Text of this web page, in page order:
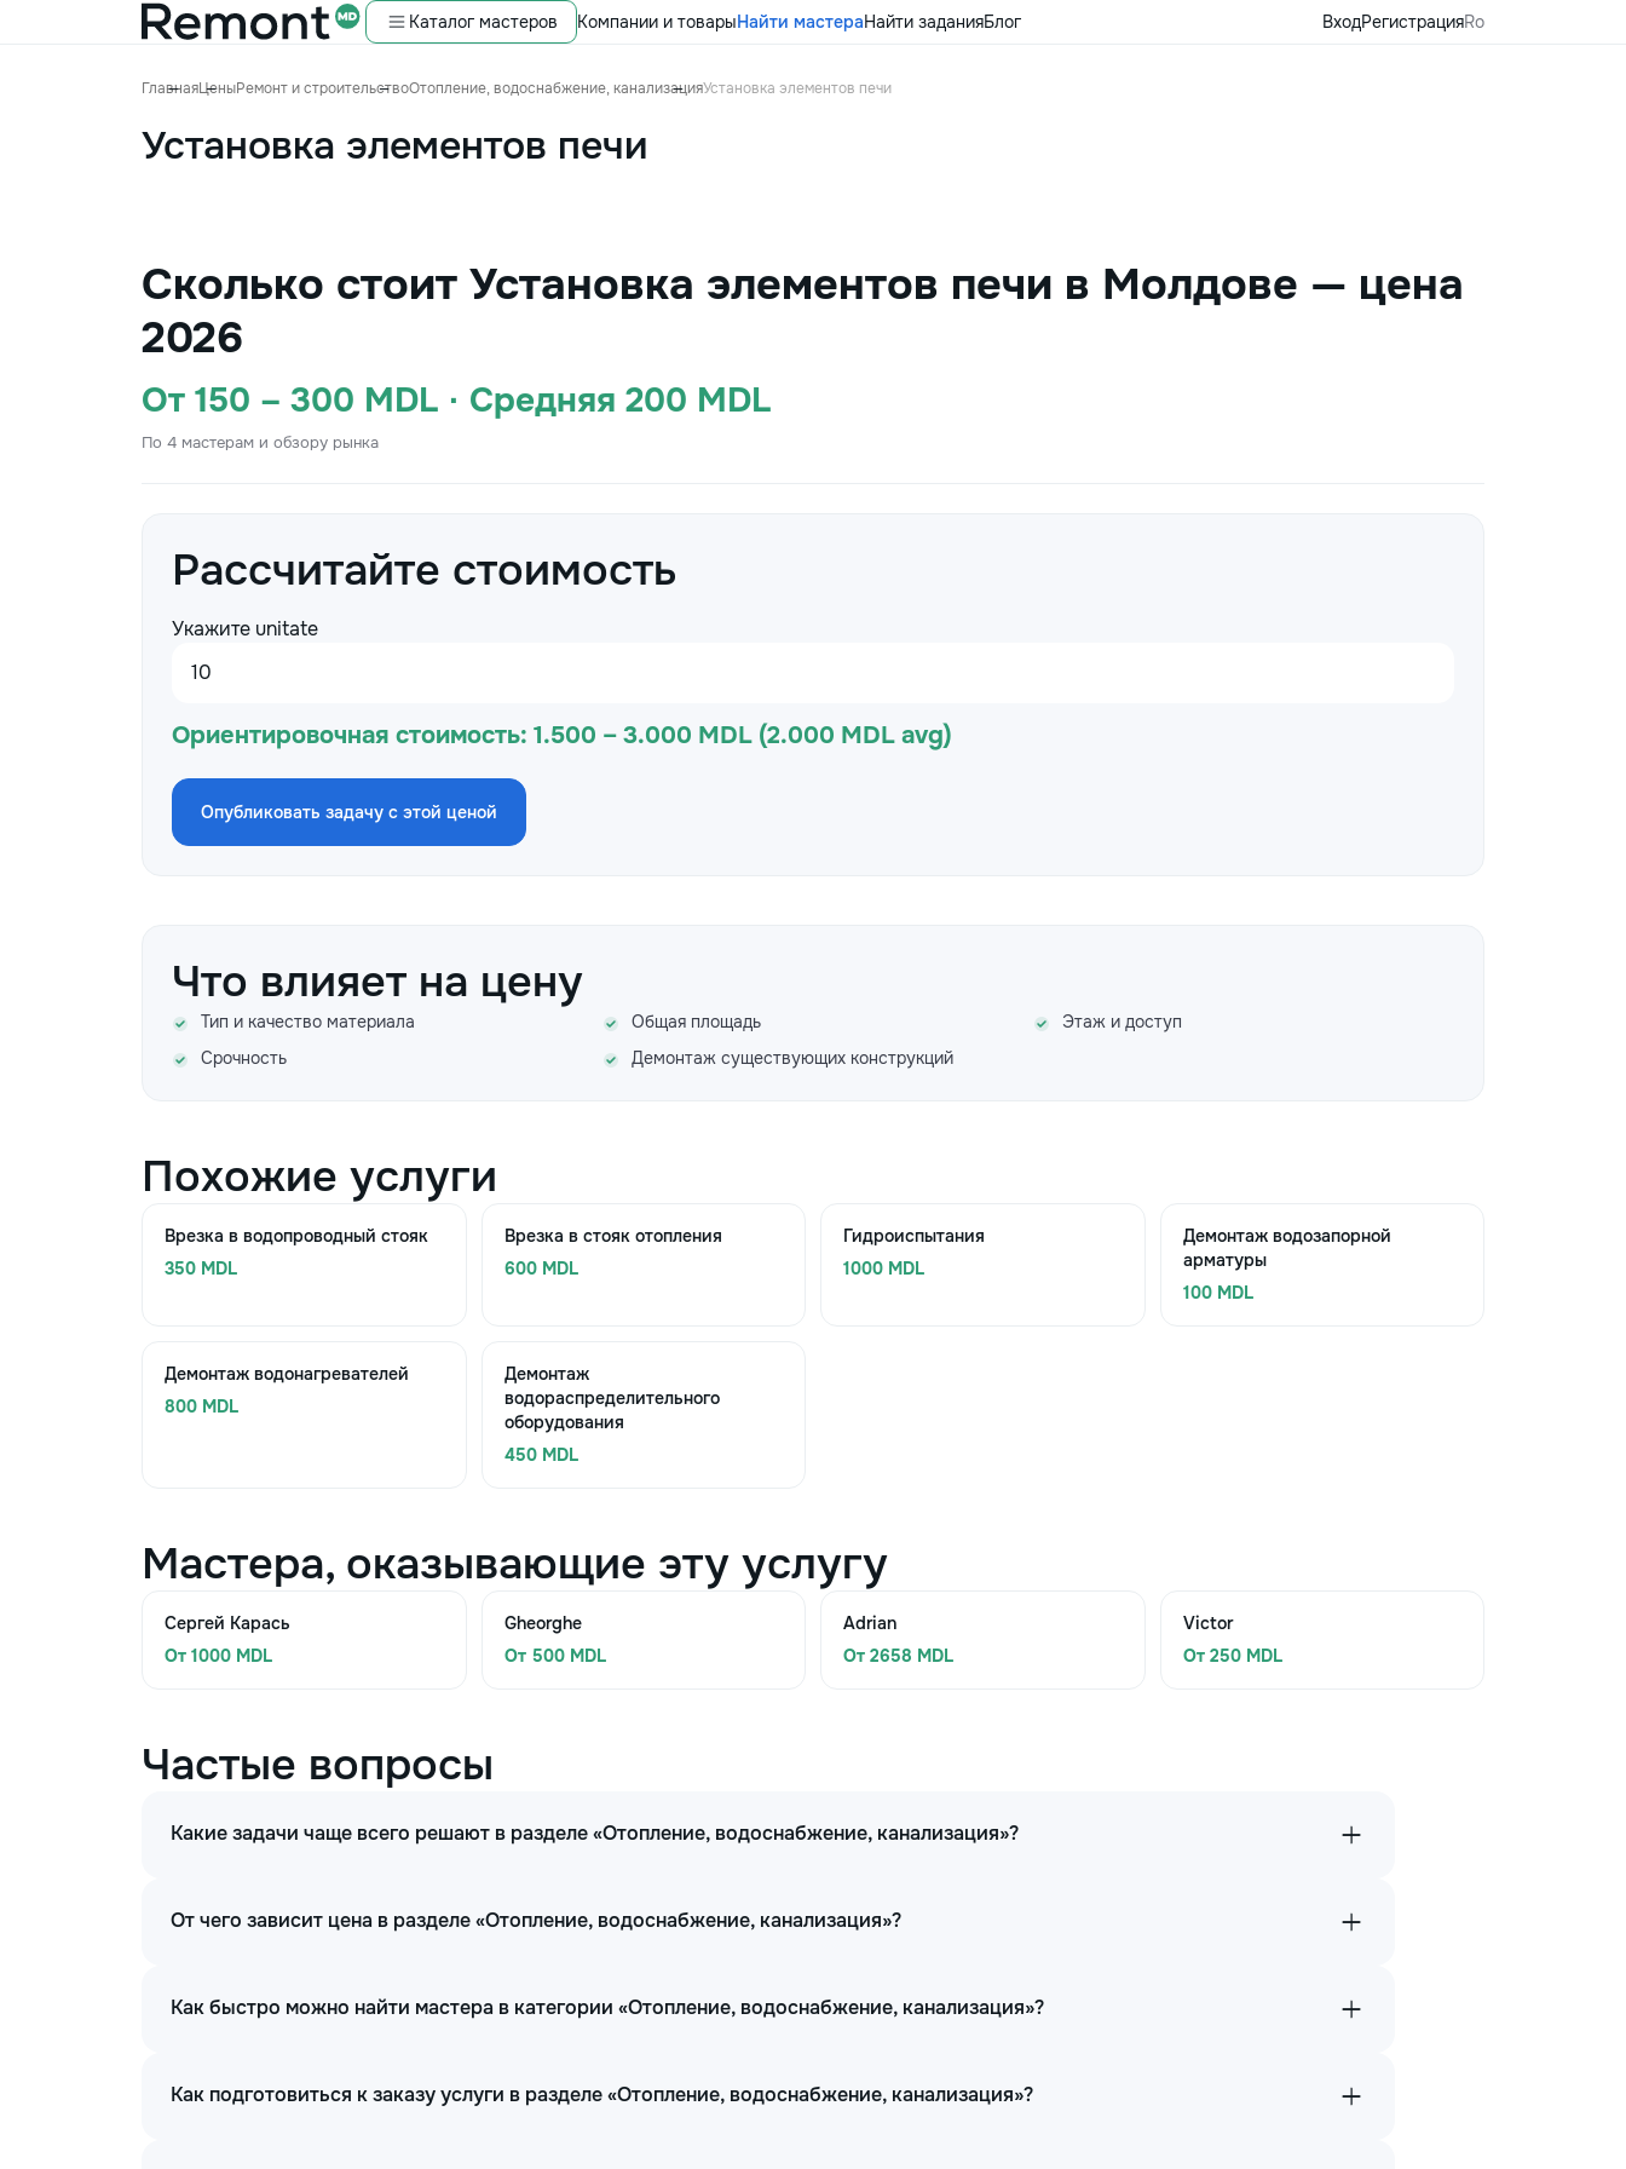
Каталог мастеров Компании и товарыНайти мастераНайти заданияБлог ВходРегистрацияRo
ГлавнаяЦеныРемонт и строительствоОтопление, водоснабжение, канализацияУстановка элементов печи
Установка элементов печи
Сколько стоит Установка элементов печи в Молдове — цена
2026
От 150 – 300 MDL · Средняя 200 MDL
По 4 мастерам и обзору рынка
Рассчитайте стоимость
Укажите unitate
Ориентировочная стоимость: 1.500 – 3.000 MDL (2.000 MDL avg)
Опубликовать задачу с этой ценой
Что влияет на цену
Тип и качество материала Общая площадь
Этаж и доступ
Срочность
Демонтаж существующих конструкций
Похожие услуги
Врезка в водопроводный стояк
350 MDL
Врезка в стояк отопления
600 MDL
Гидроиспытания
1000 MDL
Демонтаж водозапорной
арматуры
100 MDL
Демонтаж водонагревателей
800 MDL
Демонтаж
водораспределительного
оборудования
450 MDL
Мастера, оказывающие эту услугу
Сергей Карась
От 1000 MDL
Gheorghe
От 500 MDL
Adrian
От 2658 MDL
Victor
От 250 MDL
Частые вопросы
Какие задачи чаще всего решают в разделе «Отопление, водоснабжение, канализация»?
От чего зависит цена в разделе «Отопление, водоснабжение, канализация»?
Как быстро можно найти мастера в категории «Отопление, водоснабжение, канализация»?
Как подготовиться к заказу услуги в разделе «Отопление, водоснабжение, канализация»?